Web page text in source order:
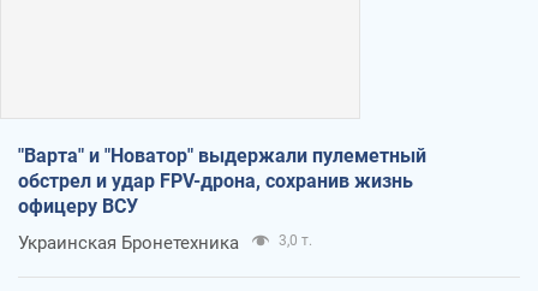
"Варта" и "Новатор" выдержали пулеметный
обстрел и удар FPV-дрона, сохранив жизнь
офицеру ВСУ
Украинская Бронетехника 3,0 т.